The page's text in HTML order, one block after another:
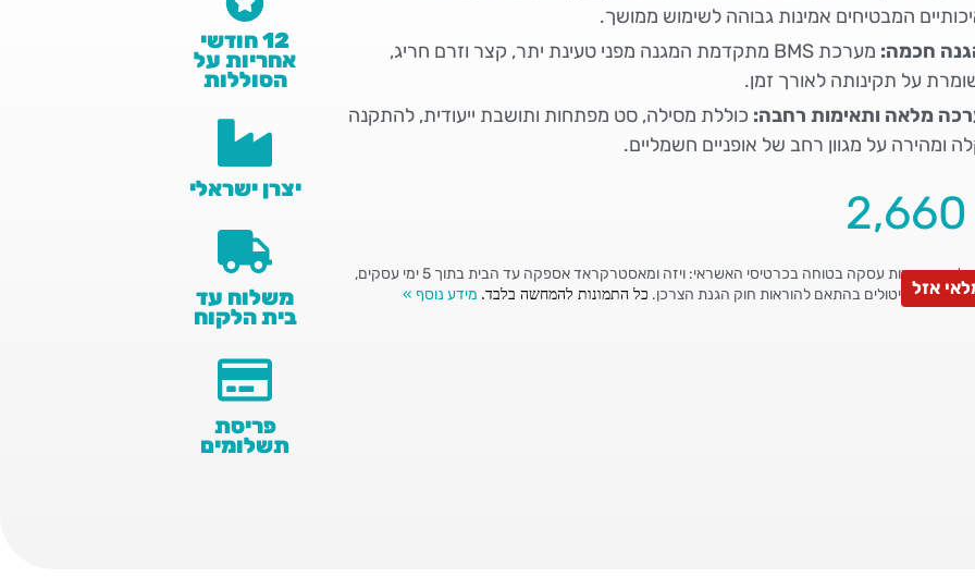
המבטיחים אמינות גבוהה לשימוש ממושך.
חכמה:
מערכת BMS מתקדמת המגנה מפני טעינת יתר, קצר וזרם חריג,
על תקינותה לאורך זמן.
מלאה ותאימות רחבה: כוללת מסילה, סט מפתחות ותושבת ייעודית, להתקנה
ומהירה על מגוון רחב של אופניים חשמליים.
2,660
אזל
*ניתן לשלם באמצעות עסקה בטוחה בכרטיסי האשראי: ויזה ומאסטרקראד אספקה עד הבית בתוך 5 ימי עסקים,
החזרות וביטולים בהתאם להוראות חוק הגנת הצרכן. כל התמונות להמחשה בלבד. מידע נוסף »
12 חודשי
אחריות על
הסוללות
יצרן ישראלי
משלוח עד
בית הלקוח
פריסת
תשלומים